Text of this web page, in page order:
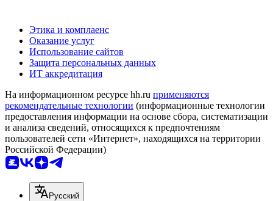
Этика и комплаенс
Оказание услуг
Использование сайтов
Защита персональных данных
ИТ аккредитация
На информационном ресурсе hh.ru применяются
рекомендательные технологии (информационные технологии
предоставления информации на основе сбора, систематизации
и анализа сведений, относящихся к предпочтениям
пользователей сети «Интернет», находящихся на территории
Российской Федерации)
Русский